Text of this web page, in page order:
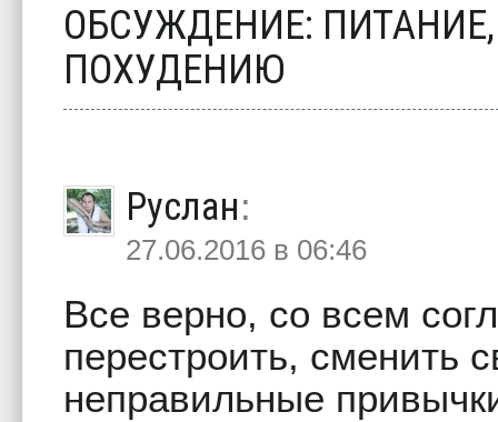
ОБСУЖДЕНИЕ:
ПОХУДЕНИЮ
Руслан:
27.06.2016 в 06:46
Все верно, со всем
перестроить, сменить
неправильные